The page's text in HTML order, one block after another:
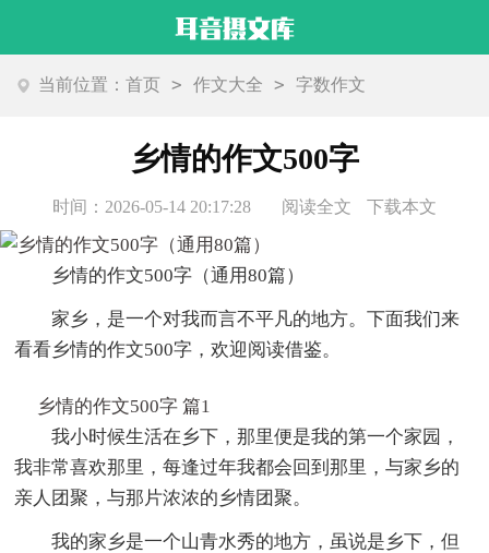
当前位置：首页 > 作文大全 > 字数作文
乡情的作文500字
时间：2026-05-14 20:17:28 阅读全文 下载本文
乡情的作文500字（通用80篇）
家乡，是一个对我而言不平凡的地方。下面我们来
看看乡情的作文500字，欢迎阅读借鉴。
乡情的作文500字 篇1
我小时候生活在乡下，那里便是我的第一个家园，
我非常喜欢那里，每逢过年我都会回到那里，与家乡的
亲人团聚，与那片浓浓的乡情团聚。
我的家乡是一个山青水秀的地方，虽说是乡下，但